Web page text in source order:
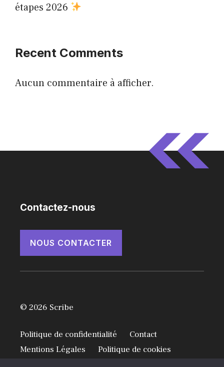
étapes 2026
Recent Comments
Aucun commentaire à afficher.
Contactez-nous
NOUS CONTACTER
© 2026 Scribe
Politique de confidentialité
Contact
Mentions Légales
Politique de cookies